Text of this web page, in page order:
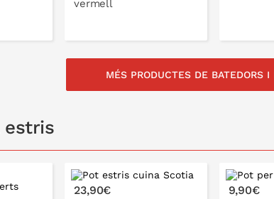
vermell
A LA CISTELLA
MÉS PRODUCTES DE BATEDORS I
estris
23,90€ 9,90€